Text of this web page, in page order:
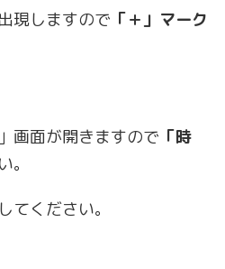
現しますので 「＋」マーク
」画面が開きますので 「時
。
してください。